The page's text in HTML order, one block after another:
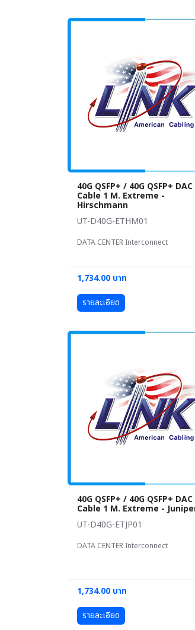
40G QSFP+ / 40G QSFP+ DAC
Cable 1 M. Extreme -
Hirschmann
UT-D40G-ETHM01
DATA CENTER Interconnect
1,734.00 บาท
รายละเอียด
40G QSFP+ / 40G QSFP+ DAC
Cable 1 M. Extreme -
UT-D40G-ETJP01
DATA CENTER Interconnect
1,734.00 บาท
รายละเอียด